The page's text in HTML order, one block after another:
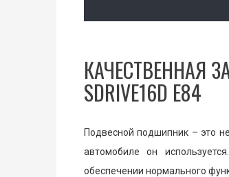
КАЧЕСТВЕННАЯ
SDRIVE16D E84
Подвесной подшипник – это
автомобиле он
обеспечении нормального